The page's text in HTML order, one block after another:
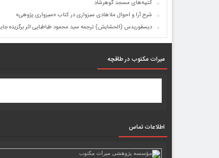
کتیبه‌های مسجد گوهرشاد
شرح آرا و احوال ملاهادی سبزواری در کتاب «سبزواری پژوهی»
دیسقوریدس (الحشایش) ترجمه سید محمود طباطبایی اثر برگزیده
میرات مکتوب در طاقچه
اطلاعات تماس